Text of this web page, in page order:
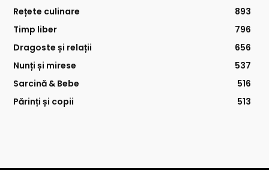
Rețete culinare
893
Timp liber
796
Dragoste și relații
656
Nunți și mirese
537
Sarcină & Bebe
516
Părinți și copii
513